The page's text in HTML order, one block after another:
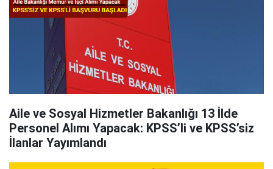
Aile ve Sosyal Hizmetler Bakanlığı 13 İlde
Personel Alımı Yapacak: KPSS’li ve KPSS’siz
İlanlar Yayımlandı